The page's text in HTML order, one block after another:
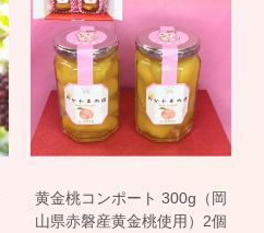
黄金桃コンポート 300g（岡
山県赤磐産黄金桃使用）2個